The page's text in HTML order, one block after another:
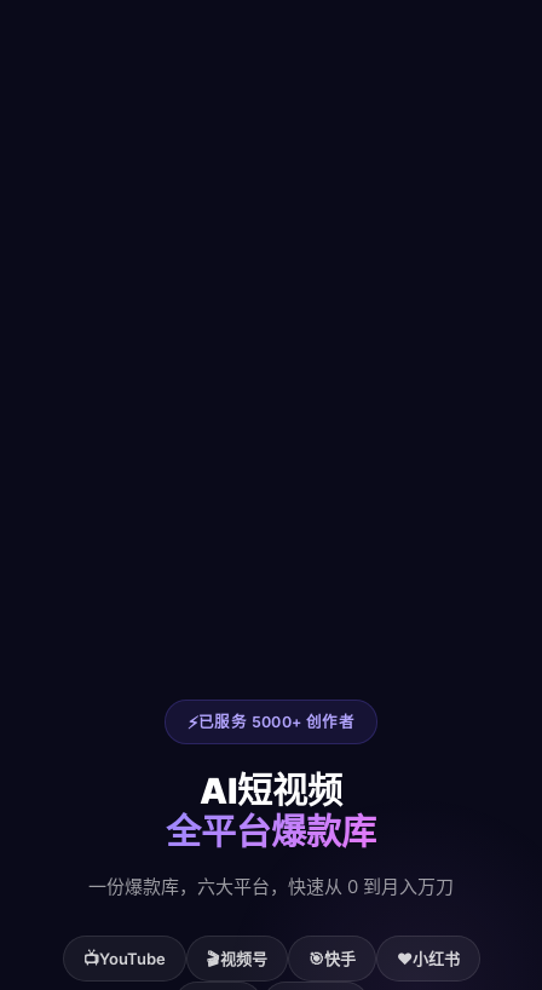
已服务 5000+ 创作者
AI短视频
全平台爆款库
一份爆款库，六大平台，快速从 0 到月入万刀
📺YouTube 🎬视频号 🎯快手 ❤️小红书